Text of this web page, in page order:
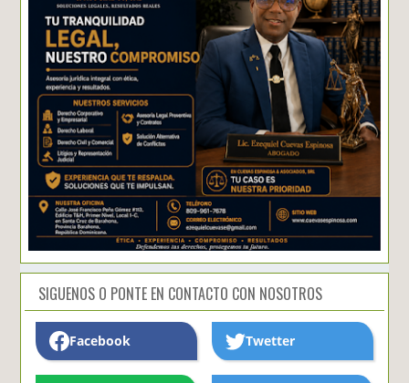
SIGUENOS O PONTE EN CONTACTO CON NOSOTROS
Facebook Twetter